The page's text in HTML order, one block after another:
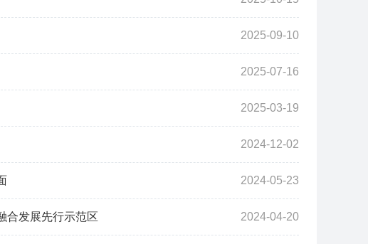
2025-09-10
2025-07-16
2025-03-19
2024-12-02
2024-05-23
合发展先行示范区 2024-04-20